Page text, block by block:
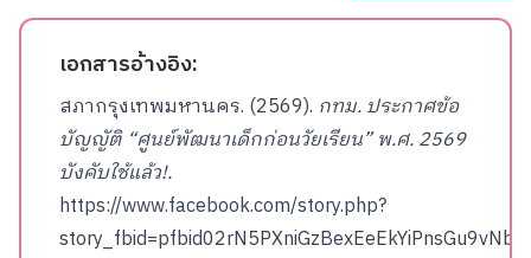
เอกสารอ้างอิง:
สภากรุงเทพมหานคร. (2569). กทม. ประกาศข้อ
บัญญัติ “ศูนย์พัฒนาเด็กก่อนวัยเรียน” พ.ศ. 2569
บังคับใช้แล้ว!.
https://www.facebook.com/story.php?